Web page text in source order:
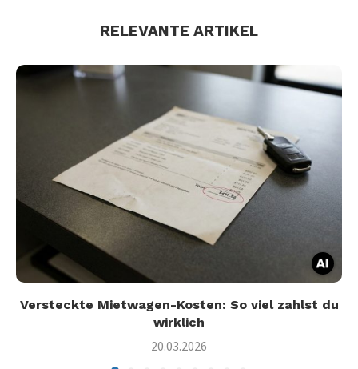
RELEVANTE ARTIKEL
Versteckte Mietwagen-Kosten: So viel zahlst du
wirklich
20.03.2026